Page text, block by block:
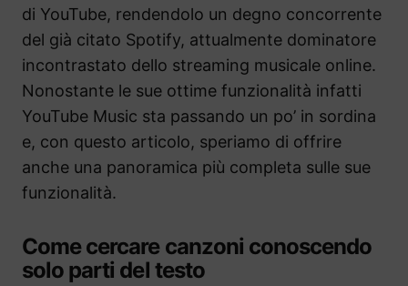
di YouTube, rendendolo un degno concorrente
del già citato Spotify, attualmente dominatore
incontrastato dello streaming musicale online.
Nonostante le sue ottime funzionalità infatti
YouTube Music sta passando un po’ in sordina
e, con questo articolo, speriamo di offrire
anche una panoramica più completa sulle sue
funzionalità.
Come cercare canzoni conoscendo
solo parti del testo